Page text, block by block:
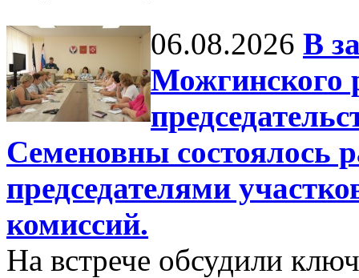
06.08.2026 В
Можгинского
Семеновны состоялось
председателями
комиссий.
На встрече обсудили